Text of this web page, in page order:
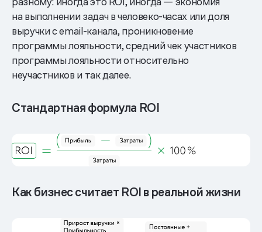
на выполнении задач в человеко-часах или доля
выручки с email-канала, проникновение
программы лояльности, средний чек участников
программы лояльности относительно
неучастников и так далее.
Стандартная формула ROI
Как бизнес считает ROI в реальной жизни